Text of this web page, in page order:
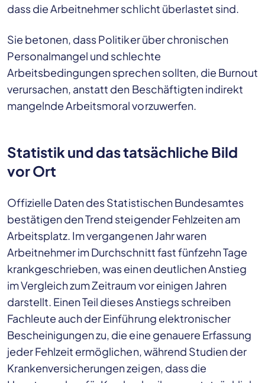
dass die Arbeitnehmer schlicht überlastet sind.
Sie betonen, dass Politiker über chronischen
Personalmangel und schlechte
Arbeitsbedingungen sprechen sollten, die Burnout
verursachen, anstatt den Beschäftigten indirekt
mangelnde Arbeitsmoral vorzuwerfen.
Statistik und das tatsächliche Bild
vor Ort
Offizielle Daten des Statistischen Bundesamtes
bestätigen den Trend steigender Fehlzeiten am
Arbeitsplatz. Im vergangenen Jahr waren
Arbeitnehmer im Durchschnitt fast fünfzehn Tage
krankgeschrieben, was einen deutlichen Anstieg
im Vergleich zum Zeitraum vor einigen Jahren
darstellt. Einen Teil dieses Anstiegs schreiben
Fachleute auch der Einführung elektronischer
Bescheinigungen zu, die eine genauere Erfassung
jeder Fehlzeit ermöglichen, während Studien der
Krankenversicherungen zeigen, dass die